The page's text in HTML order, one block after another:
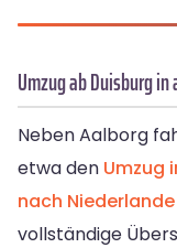
Umzug ab Duisburg
Neben Aalborg
etwa den Umzug
nach Niederlande
vollständige